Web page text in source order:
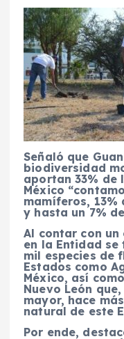
Señaló que
biodiversidad
aportan 33% de
México
mamíferos,
y hasta un 7%
Al contar con
en la Entidad se
mil especies de
Estados como
México, así
Nuevo León
mayor, hace
natural de este
Por ende,